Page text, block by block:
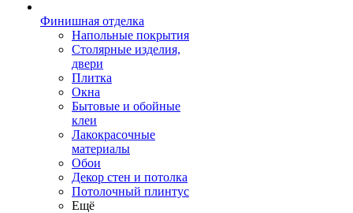
Финишная отделка
Напольные покрытия
Столярные изделия,
двери
Плитка
Окна
Бытовые и обойные
клеи
Лакокрасочные
материалы
Обои
Декор стен и потолка
Потолочный плинтус
Ещё